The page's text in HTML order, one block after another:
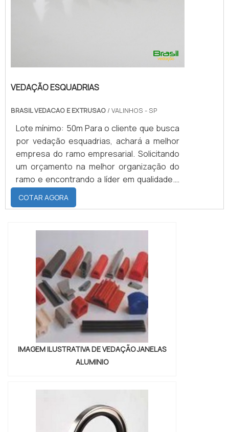
VEDAÇÃO ESQUADRIAS
BRASIL VEDACAO E EXTRUSAO / VALINHOS - SP
Lote mínimo: 50m Para o cliente que busca
por vedação esquadrias, achará a melhor
empresa do ramo empresarial. Solicitando
um orçamento na melhor organização do
ramo e encontrando a líder em qualidade.É
importante lembrar que o produto deve
sempre ser adquirido com empresas
cuidado ajuda a garantir a qualidade e
durabilidade dos materiais, além de evitar
prejuízos com substituições frequentes de
COTAR AGORA
IMAGEM ILUSTRATIVA DE VEDAÇÃO JANELAS
ALUMINIO